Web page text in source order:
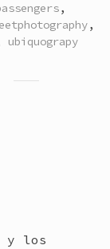
,
,
ubiquograpy
y los